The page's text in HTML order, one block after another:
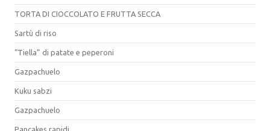
TORTA DI CIOCCOLATO E FRUTTA SECCA
Sartù di riso
“Tiella” di patate e peperoni
Gazpachuelo
Kuku sabzi
Gazpachuelo
Pancakes rapidi